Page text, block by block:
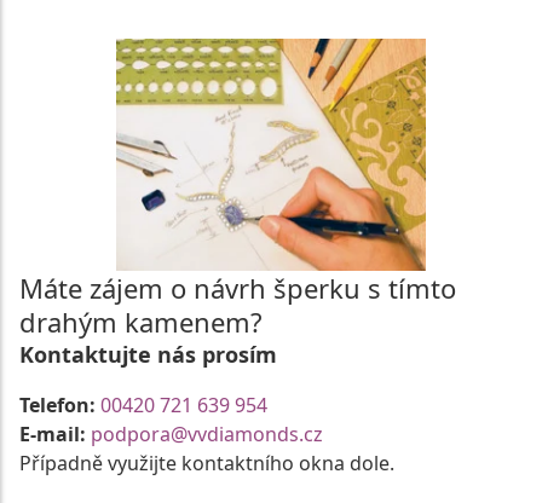
Máte zájem o návrh šperku s tímto
drahým kamenem?
Kontaktujte nás prosím
Telefon: 00420 721 639 954
E-mail: podpora@vvdiamonds.cz
Případně využijte kontaktního okna dole.